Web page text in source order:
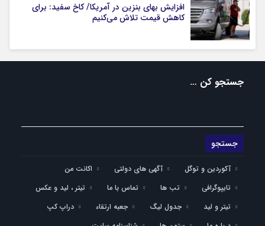
افزایش بهای بنزین در آمریکا/ کاخ سفید: برای
کاهش قیمت تلاش می‌کنیم
جستجو کن …
آکوردین و توگل آگهی های دولتی
اکانت من
تایپوگرافی
تب ها تماس با ما
تیتر ، لید و عکس
تیتر و لید
جدول لیگ جعبه ارتقاء
دراپ کپ